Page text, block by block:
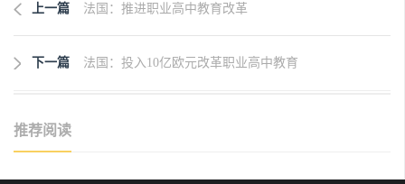
上一篇 法国：推进职业高中教育改革
下一篇 法国：投入10亿欧元改革职业高中教育
推荐阅读